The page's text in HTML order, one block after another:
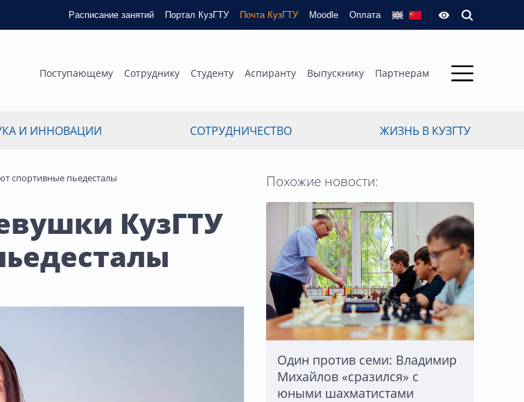
Расписание занятий Портал КузГТУ Почта КузГТУ Moodle Оплата
Поступающему Сотруднику Студенту Аспиранту Выпускнику Партнерам
И ИННОВАЦИИ СОТРУДНИЧЕСТВО ЖИЗНЬ В КУЗГТУ
спортивные пьедесталы
КузГТУ
Похожие новости:
Один против семи: Владимир
Михайлов «сразился» с
юными шахматистами